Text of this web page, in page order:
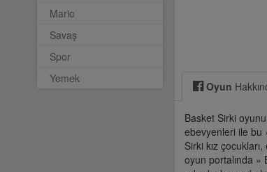
Mario
Savaş
Spor
Yemek
Oyun
Basket Sirki
ebevyenleri ile bu
Sirki kız
oyun portalında »